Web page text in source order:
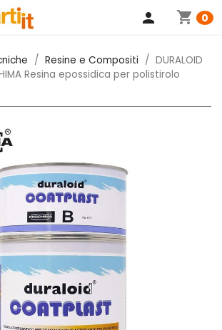
shopping_cart 0
person
Resine e Compositi
DURALOID
Resina epossidica per polistirolo